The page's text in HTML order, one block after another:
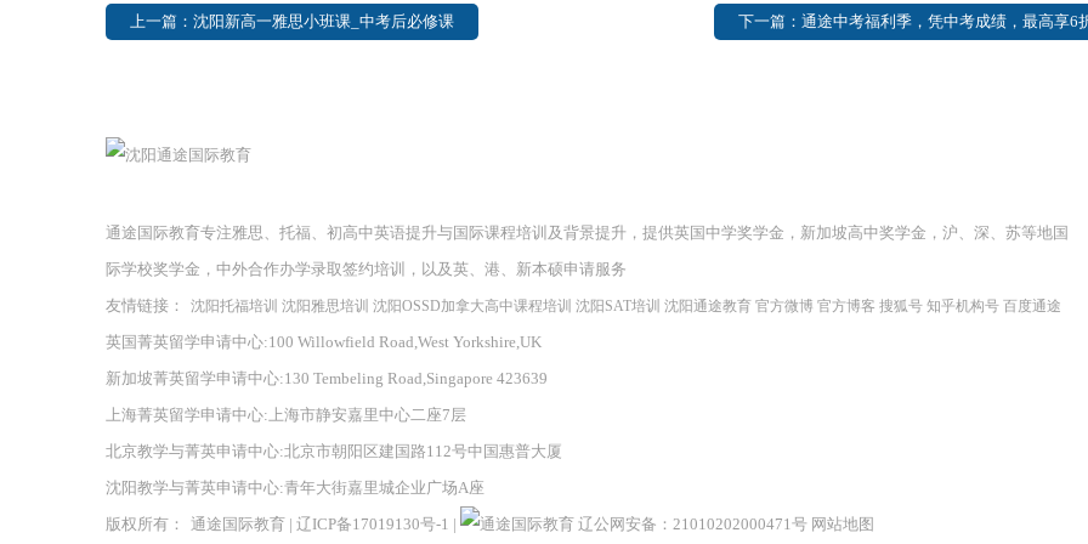
上一篇：沈阳新高一雅思小班课_中考后必修课 下一篇：通途中考福利季，凭中考成绩，最高享6
通途国际教育专注雅思、托福、初高中英语提升与国际课程培训及背景提升，提供英国中学奖学金，新加坡高中奖学金，沪、深、苏等地国
际学校奖学金，中外合作办学录取签约培训，以及英、港、新本硕申请服务
友情链接：
沈阳托福培训 沈阳雅思培训 沈阳OSSD加拿大高中课程培训 沈阳SAT培训 沈阳通途教育 官方微博 官方博客 搜狐号 知乎机构号 百度通途
英国菁英留学申请中心:100 Willowfield Road,West Yorkshire,UK
新加坡菁英留学申请中心:130 Tembeling Road,Singapore 423639
上海菁英留学申请中心:上海市静安嘉里中心二座7层
北京教学与菁英申请中心:北京市朝阳区建国路112号中国惠普大厦
沈阳教学与菁英申请中心:青年大街嘉里城企业广场A座
版权所有：
通途国际教育 | 辽ICP备17019130号-1 | 辽公网安备：21010202000471号 网站地图